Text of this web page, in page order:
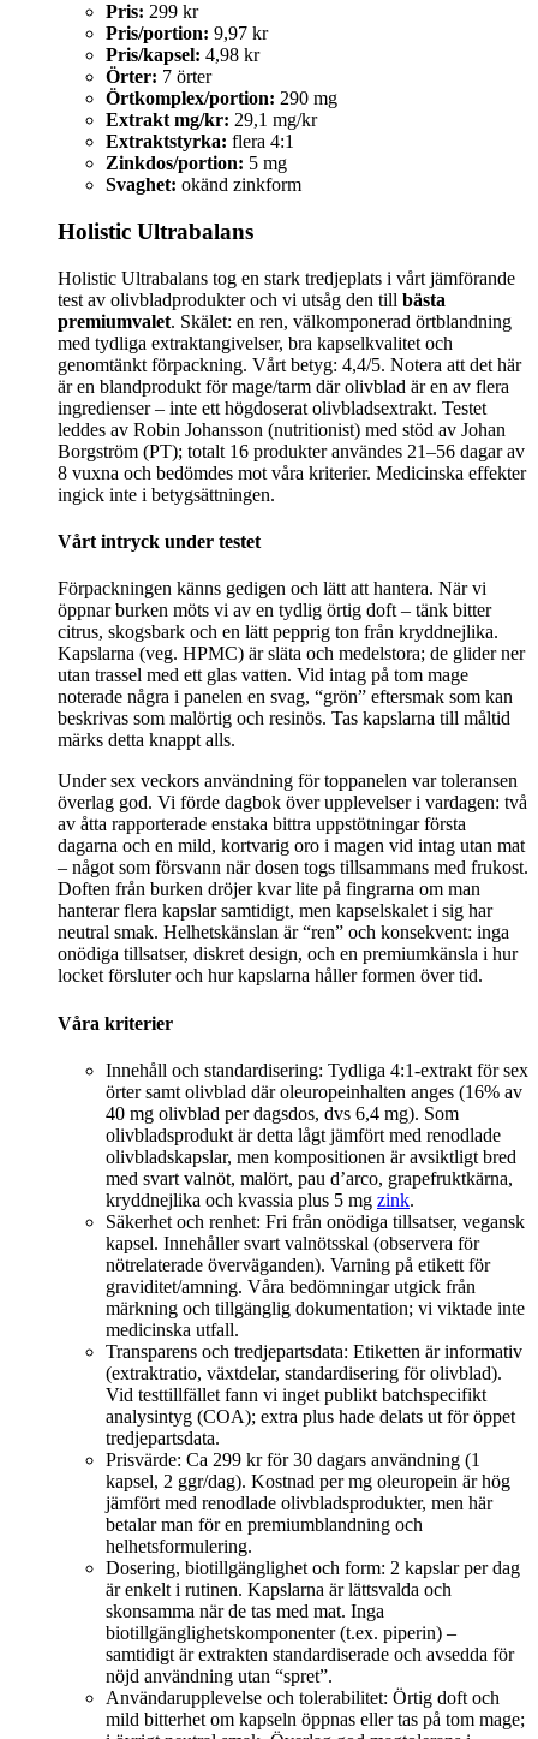
Pris: 299 kr
Pris/portion: 9,97 kr
Pris/kapsel: 4,98 kr
Örter: 7 örter
Örtkomplex/portion: 290 mg
Extrakt mg/kr: 29,1 mg/kr
Extraktstyrka: flera 4:1
Zinkdos/portion: 5 mg
Svaghet: okänd zinkform
Holistic Ultrabalans
Holistic Ultrabalans tog en stark tredjeplats i vårt jämförande
test av olivbladprodukter och vi utsåg den till bästa
premiumvalet. Skälet: en ren, välkomponerad örtblandning
med tydliga extraktangivelser, bra kapselkvalitet och
genomtänkt förpackning. Vårt betyg: 4,4/5. Notera att det här
är en blandprodukt för mage/tarm där olivblad är en av flera
ingredienser – inte ett högdoserat olivbladsextrakt. Testet
leddes av Robin Johansson (nutritionist) med stöd av Johan
Borgström (PT); totalt 16 produkter användes 21–56 dagar av
8 vuxna och bedömdes mot våra kriterier. Medicinska effekter
ingick inte i betygsättningen.
Vårt intryck under testet
Förpackningen känns gedigen och lätt att hantera. När vi
öppnar burken möts vi av en tydlig örtig doft – tänk bitter
citrus, skogsbark och en lätt pepprig ton från kryddnejlika.
Kapslarna (veg. HPMC) är släta och medelstora; de glider ner
utan trassel med ett glas vatten. Vid intag på tom mage
noterade några i panelen en svag, “grön” eftersmak som kan
beskrivas som malörtig och resinös. Tas kapslarna till måltid
märks detta knappt alls.
Under sex veckors användning för toppanelen var toleransen
överlag god. Vi förde dagbok över upplevelser i vardagen: två
av åtta rapporterade enstaka bittra uppstötningar första
dagarna och en mild, kortvarig oro i magen vid intag utan mat
– något som försvann när dosen togs tillsammans med frukost.
Doften från burken dröjer kvar lite på fingrarna om man
hanterar flera kapslar samtidigt, men kapselskalet i sig har
neutral smak. Helhetskänslan är “ren” och konsekvent: inga
onödiga tillsatser, diskret design, och en premiumkänsla i hur
locket försluter och hur kapslarna håller formen över tid.
Våra kriterier
Innehåll och standardisering: Tydliga 4:1-extrakt för sex
örter samt olivblad där oleuropeinhalten anges (16% av
40 mg olivblad per dagsdos, dvs 6,4 mg). Som
olivbladsprodukt är detta lågt jämfört med renodlade
olivbladskapslar, men kompositionen är avsiktligt bred
med svart valnöt, malört, pau d’arco, grapefruktkärna,
kryddnejlika och kvassia plus 5 mg zink.
Säkerhet och renhet: Fri från onödiga tillsatser, vegansk
kapsel. Innehåller svart valnötsskal (observera för
nötrelaterade överväganden). Varning på etikett för
graviditet/amning. Våra bedömningar utgick från
märkning och tillgänglig dokumentation; vi viktade inte
medicinska utfall.
Transparens och tredjepartsdata: Etiketten är informativ
(extraktratio, växtdelar, standardisering för olivblad).
Vid testtillfället fann vi inget publikt batchspecifikt
analysintyg (COA); extra plus hade delats ut för öppet
tredjepartsdata.
Prisvärde: Ca 299 kr för 30 dagars användning (1
kapsel, 2 ggr/dag). Kostnad per mg oleuropein är hög
jämfört med renodlade olivbladsprodukter, men här
betalar man för en premiumblandning och
helhetsformulering.
Dosering, biotillgänglighet och form: 2 kapslar per dag
är enkelt i rutinen. Kapslarna är lättsvalda och
skonsamma när de tas med mat. Inga
biotillgänglighetskomponenter (t.ex. piperin) –
samtidigt är extrakten standardiserade och avsedda för
nöjd användning utan “spret”.
Användarupplevelse och tolerabilitet: Örtig doft och
mild bitterhet om kapseln öppnas eller tas på tom mage;